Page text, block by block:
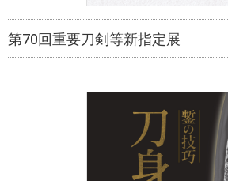
第70回重要刀剣等新指定展